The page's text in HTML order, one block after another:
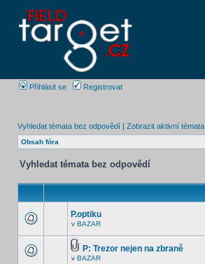
Přihlásit se Registrovat
Vyhledat témata bez odpovědí | Zobrazit aktivní témata
Obsah fóra
Vyhledat témata bez odpovědí
P.optiku
v BAZAR
P: Trezor nejen na zbraně
v BAZAR